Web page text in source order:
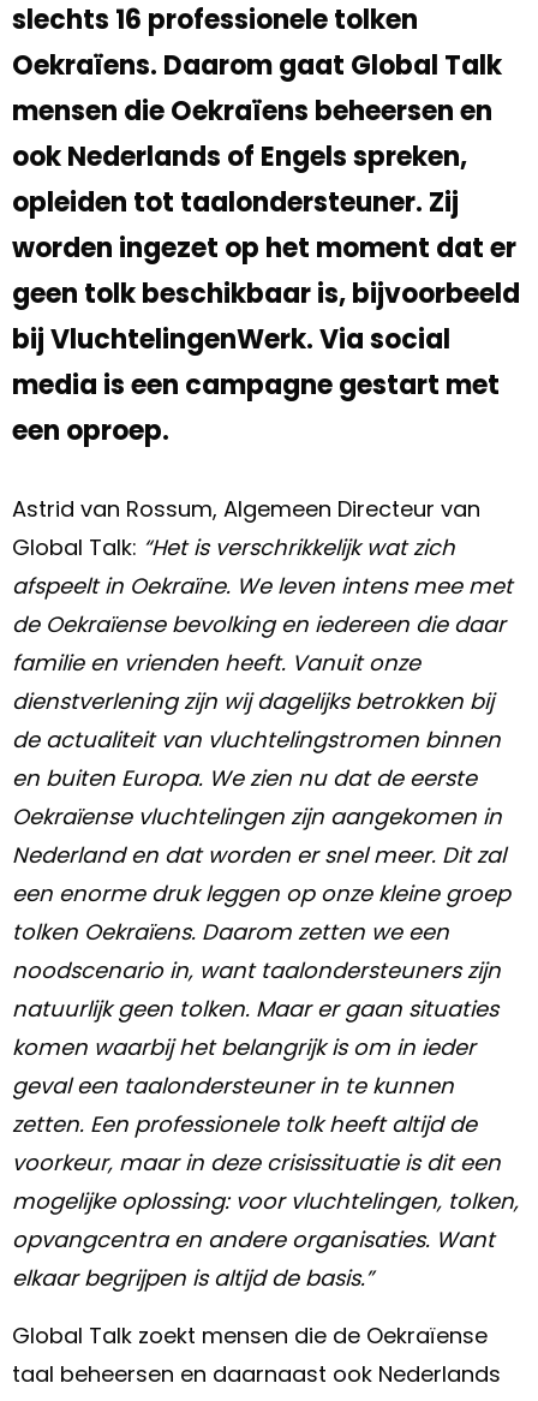
slechts 16 professionele tolken
Oekraïens. Daarom gaat Global Talk
mensen die Oekraïens beheersen en
ook Nederlands of Engels spreken,
opleiden tot taalondersteuner. Zij
worden ingezet op het moment dat er
geen tolk beschikbaar is, bijvoorbeeld
bij VluchtelingenWerk. Via social
media is een campagne gestart met
een oproep.
Astrid van Rossum, Algemeen Directeur van
Global Talk: “Het is verschrikkelijk wat zich
afspeelt in Oekraïne. We leven intens mee met
de Oekraïense bevolking en iedereen die daar
familie en vrienden heeft. Vanuit onze
dienstverlening zijn wij dagelijks betrokken bij
de actualiteit van vluchtelingstromen binnen
en buiten Europa. We zien nu dat de eerste
Oekraïense vluchtelingen zijn aangekomen in
Nederland en dat worden er snel meer. Dit zal
een enorme druk leggen op onze kleine groep
tolken Oekraïens. Daarom zetten we een
noodscenario in, want taalondersteuners zijn
natuurlijk geen tolken. Maar er gaan situaties
komen waarbij het belangrijk is om in ieder
geval een taalondersteuner in te kunnen
zetten. Een professionele tolk heeft altijd de
voorkeur, maar in deze crisissituatie is dit een
mogelijke oplossing: voor vluchtelingen, tolken,
opvangcentra en andere organisaties. Want
elkaar begrijpen is altijd de basis.”
Global Talk zoekt mensen die de Oekraïense
taal beheersen en daarnaast ook Nederlands